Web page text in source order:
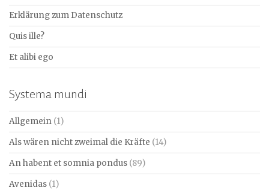
Erklärung zum Datenschutz
Quis ille?
Et alibi ego
Systema mundi
Allgemein (1)
Als wären nicht zweimal die Kräfte (14)
An habent et somnia pondus (89)
Avenidas (1)